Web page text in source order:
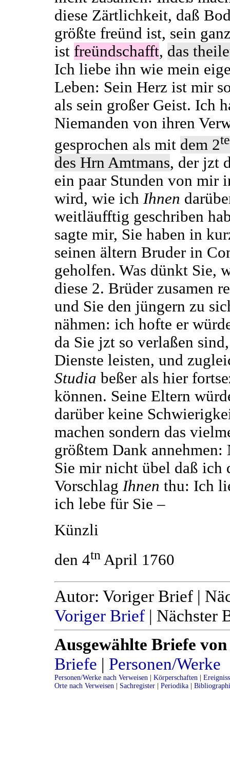
diese Zärtlichkeit, daß
größte freünd ist, sein
ist freündschafft, das
Ich liebe ihn wie mein
Leben: Sein Herz ist mir
als sein großer Geist. Ich
Niemanden von ihren
gesprochen als mit dem 2
des Hrn Amtmans, der jzt
ein paar Stunden von mir
wird, wie ich Ihnen
weitläufftig geschriben
sagte mir, Sie haben in
seinen ältern Bruder in
geholfen. Was dünkt Sie,
diese 2. Brüder zusamen
und Sie den jüngern zu
nähmen: ich hofte er
da Sie jzt so verlaßen
Dienste leisten, und
Studia beßer als hier
können. Seine Eltern
darüber keine
machen sondern das
größtem Dank annehmen:
Sie mir nicht übel daß ich
Vorschlag Ihnen thu: Ich
ich lebe für Sie –
Künzli
den 4tn April 1760
Autor: Voriger Brief |
Voriger Brief | Nächster
Ausgewählte Briefe
Briefe | Personen/Werke
Personen/Werke nach Verweisen Körperschaften
Orte nach Verweisen
Sachregister Periodika